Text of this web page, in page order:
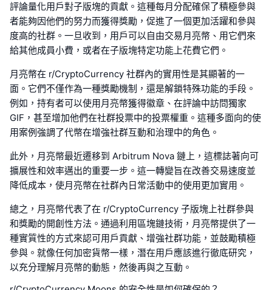
評論量化用戶對子版塊的貢獻。這種每月分配確保了積極參與
者能夠因他們的努力而獲得獎勵，促進了一個更加活躍和參與
度高的社群。一旦收到，用戶可以自由交易月亮幣、用它們來
給其他成員小費，或者在子版塊特定功能上花費它們。
月亮幣在 r/CryptoCurrency 社群內的實用性是其顯著的一
面。它們不僅作為一種獎勵機制，還是解鎖特殊功能的手段。
例如，持有者可以使用月亮幣獲得徽章、在評論中訪問獨家
GIF，甚至增加他們在社群投票中的投票權重。這種多面向的使
用案例強調了代幣在增強社群互動和治理中的角色。
此外，月亮幣最近遷移到 Arbitrum Nova 鏈上，這標誌著向可
擴展性和效率邁出的重要一步。這一轉變旨在改善交易速度並
降低成本，使月亮幣在社群內日常活動中的使用更加實用。
總之，月亮幣代表了在 r/CryptoCurrency 子版塊上社群參與
和獎勵的開創性方法。通過利用區塊鏈技術，月亮幣提供了一
種實質性的方式來認可用戶貢獻、增強社群功能，並鼓勵積極
參與。就像任何加密貨幣一樣，潛在用戶應該進行徹底研究，
以充分理解月亮幣的動態，然後再與之互動。